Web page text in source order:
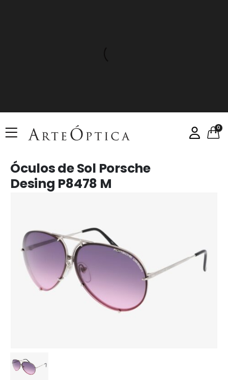
0
Óculos de Sol Porsche
Desing P8478 M